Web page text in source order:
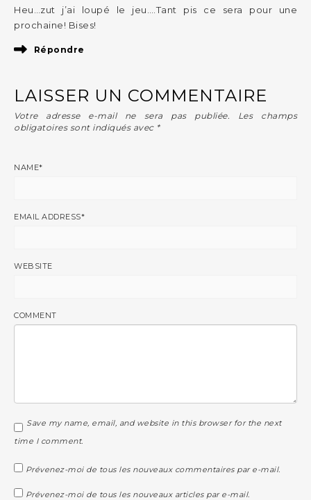
Heu…zut j’ai loupé le jeu….Tant pis ce sera pour une
prochaine! Bises!
Répondre
LAISSER UN COMMENTAIRE
Votre adresse e-mail ne sera pas publiée.
Les champs
obligatoires sont indiqués avec *
NAME*
EMAIL ADDRESS*
WEBSITE
COMMENT
Save my name, email, and website in this browser for the next
time I comment.
Prévenez-moi de tous les nouveaux commentaires par e-mail.
Prévenez-moi de tous les nouveaux articles par e-mail.